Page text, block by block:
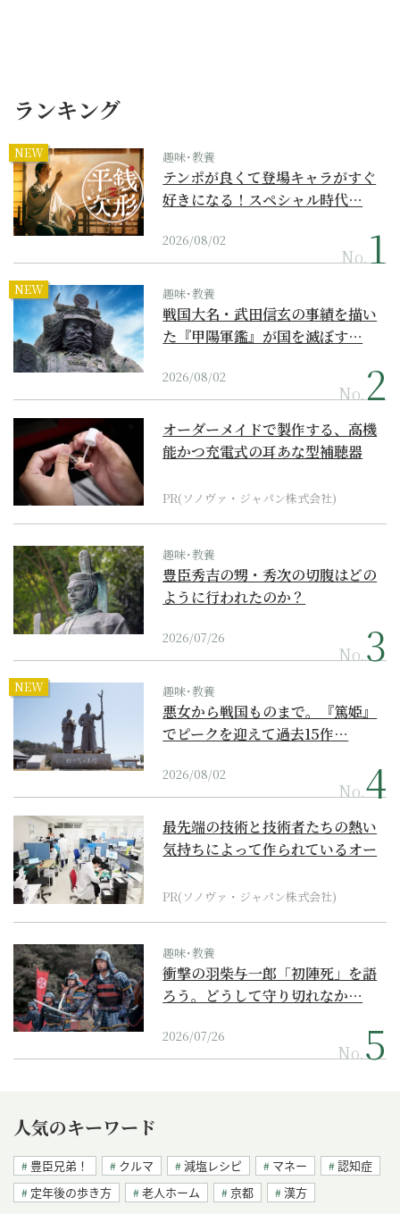
ランキング
NEW 趣味･教養
テンポが良くて登場キャラがすぐ
好きになる！スペシャル時代…
2026/08/02
No.
NEW 趣味･教養
戦国大名・武田信玄の事績を描い
た『甲陽軍鑑』が国を滅ぼす…
2026/08/02
No.
オーダーメイドで製作する、高機
能かつ充電式の耳あな型補聴器
PR(ソノヴァ・ジャパン株式会社)
趣味･教養
豊臣秀吉の甥・秀次の切腹はどの
ように行われたのか？
2026/07/26
No.
NEW 趣味･教養
悪女から戦国ものまで。『篤姫』
でピークを迎えて過去15作…
2026/08/02
No.
最先端の技術と技術者たちの熱い
気持ちによって作られているオー
PR(ソノヴァ・ジャパン株式会社)
趣味･教養
衝撃の羽柴与一郎「初陣死」を語
ろう。どうして守り切れなか…
2026/07/26
No.
人気のキーワード
豊臣兄弟！ クルマ 減塩レシピ マネー
認知症
定年後の歩き方
老人ホーム 京都 漢方